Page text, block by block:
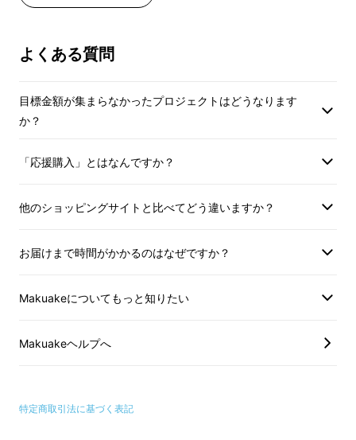
キーでカラメルの甘苦いチョコレートアロマ
厚でフルーティーなアロマが合わさって、チョ
コの奥にほんのりとバナナを思わせる風味が楽
ツェンボック）」は、時間をかけてじっくり醸
より少し高めの8.0％であるにもかかわらず、
ンボック職人が時間と情熱をかけたまさに珠玉
よくある質問
目標金額が集まらなかったプロジェクトはどうなります
か？
「応援購入」とはなんですか？
他のショッピングサイトと比べてどう違いますか？
お届けまで時間がかかるのはなぜですか？
Makuakeについてもっと知りたい
Makuakeヘルプへ
特定商取引法に基づく表記